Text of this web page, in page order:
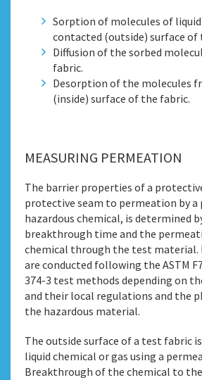
Sorption of molecules of
contacted (outside) surface of
Diffusion of the sorbed
fabric.
Desorption of the molecules
(inside) surface of the fabric.
MEASURING PERMEATION
The barrier properties of a
protective seam to permeation by
hazardous chemical, is determined
breakthrough time and the
chemical through the test material.
are conducted following the ASTM
374-3 test methods depending on
and their local regulations and the
the hazardous material.
The outside surface of a test fabric
liquid chemical or gas using a
Breakthrough of the chemical to